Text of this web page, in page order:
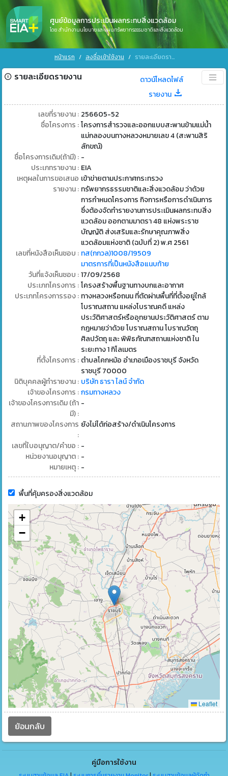
ศูนย์ข้อมูลการประเมินผลกระทบสิ่งแวดล้อม
โดย สำนักงานนโยบายและแผนทรัพยากรธรรมชาติและสิ่งแวดล้อม
หน้าแรก ลงชื่อเข้าใช้งาน รายละเอียดรายงาน
รายละเอียดรายงาน
ดาวน์โหลดไฟล์
รายงาน
เลขที่รายงาน : 256605-52
ชื่อโครงการ : โครงการสำรวจและออกแบบสะพานข้ามแม่น้ำ
แม่กลองบนทางหลวงหมายเลข 4 (สะพานสิริ
ลักขณ์)
ชื่อโครงการเดิม(ถ้ามี) : -
ประเภทรายงาน : EIA
เหตุผลในการขอเสนอ
รายงาน :
เข้าข่ายตามประกาศกระทรวง
ทรัพยากรธรรมชาติและสิ่งแวดล้อม ว่าด้วย
การกำหนดโครงการ กิจการหรือการดำเนินการ
ซึ่งต้องจัดทำรายงานการประเมินผลกระทบสิ่ง
แวดล้อม ออกตามมาตรา 48 แห่งพระราช
บัญญัติ ส่งเสริมและรักษาคุณภาพสิ่ง
แวดล้อมแห่งชาติ (ฉบับที่ 2) พ.ศ 2561
เลขที่หนังสือเห็นชอบ : ทส(กกวล)1008/19509
มาตรการที่เป็นหนังสือแนบท้าย
วันที่แจ้งเห็นชอบ : 17/09/2568
ประเภทโครงการ : โครงสร้างพื้นฐานทางบกและอากาศ
ประเภทโครงการรอง : ทางหลวงหรือถนน ที่ตัดผ่านพื้นที่ที่ตั้งอยู่ใกล้
โบราณสถาน แหล่งโบราณคดี แหล่ง
ประวัติศาสตร์หรืออุทยานประวัติศาสตร์ ตาม
กฎหมายว่าด้วย โบราณสถาน โบราณวัตถุ
ศิลปวัตถุ และ พิพิธภัณฑสถานแห่งชาติ ใน
ระยะทาง 1 กิโลเมตร
ที่ตั้งโครงการ : ตำบลโคกหม้อ อำเภอเมืองราชบุรี จังหวัด
ราชบุรี 70000
นิติบุคคลผู้ทำรายงาน : บริษัท ธารา ไลน์ จำกัด
เจ้าของโครงการ : กรมทางหลวง
เจ้าของโครงการเดิม (ถ้า
มี) :
-
สถานภาพของโครงการ
:
ยังไม่ได้ก่อสร้าง/ดำเนินโครงการ
เลขที่ใบอนุญาต/คำขอ : -
หน่วยงานอนุญาต : -
หมายเหตุ : -
พื้นที่คุ้มครองสิ่งแวดล้อม
+
−
Leaflet
ย้อนกลับ
คู่มือการใช้งาน